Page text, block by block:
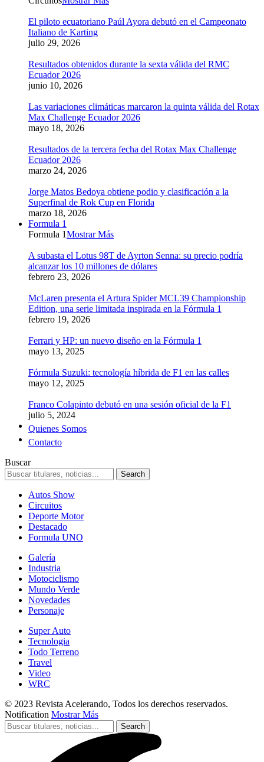
El piloto ecuatoriano Paúl Ayora debutó en el Campeonato
Italiano de Karting
julio 29, 2026
Resultados obtenidos durante la sexta válida del RMC
Ecuador 2026
junio 10, 2026
Las variaciones climáticas marcaron la quinta válida del Rotax
Max Challenge Ecuador 2026
mayo 18, 2026
Resultados de la tercera fecha del Rotax Max Challenge
Ecuador 2026
marzo 24, 2026
Jorge Matos Bedoya obtiene podio y clasificación a la
Superfinal de Rok Cup en Florida
marzo 18, 2026
Formula 1
Formula 1Mostrar Más
A subasta el Lotus 98T de Ayrton Senna: su precio podría
alcanzar los 10 millones de dólares
febrero 23, 2026
McLaren presenta el Artura Spider MCL39 Championship
Edition, una serie limitada inspirada en la Fórmula 1
febrero 19, 2026
Ferrari y HP: un nuevo diseño en la Fórmula 1
mayo 13, 2025
Fórmula Suzuki: tecnología híbrida de F1 en las calles
mayo 12, 2025
Franco Colapinto debutó en una sesión oficial de la F1
julio 5, 2024
Quienes Somos
Contacto
Buscar
Autos Show
Circuitos
Deporte Motor
Destacado
Formula UNO
Galería
Industria
Motociclismo
Mundo Verde
Novedades
Personaje
Super Auto
Tecnologia
Todo Terreno
Travel
Video
WRC
© 2023 Revista Acelerando, Todos los derechos reservados.
Notification Mostrar Más